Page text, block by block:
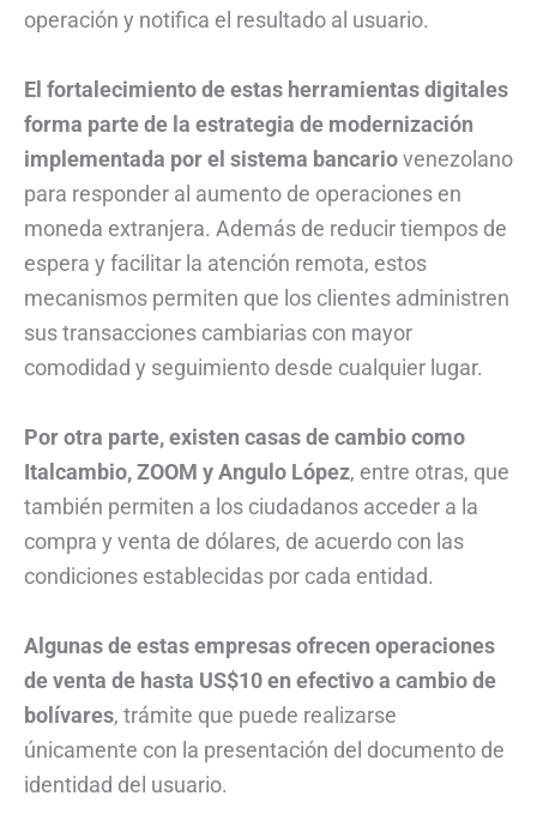
operación y notifica el resultado al usuario.
El fortalecimiento de estas herramientas digitales
forma parte de la estrategia de modernización
implementada por el sistema bancariovenezolano
para responder al aumento de operaciones en
moneda extranjera. Además de reducir tiempos de
espera y facilitar la atención remota, estos
mecanismos permiten que los clientes administren
sus transacciones cambiarias con mayor
comodidad y seguimiento desde cualquier lugar.
Por otra parte, existen casas de cambio como
Italcambio, ZOOM y Angulo López, entre otras, que
también permiten a los ciudadanos acceder a la
compra y venta de dólares, de acuerdo con las
condiciones establecidas por cada entidad.
Algunas de estas empresas ofrecen operaciones
de venta de hasta US$10 en efectivo a cambio de
bolívares, trámite que puede realizarse
únicamente con la presentación del documento de
identidad del usuario.